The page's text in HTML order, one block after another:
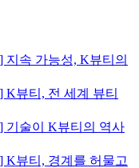
지속 가능성, K뷰티의
K뷰티, 전 세계 뷰티
기술이 K뷰티의 역사
K뷰티, 경계를 허물고